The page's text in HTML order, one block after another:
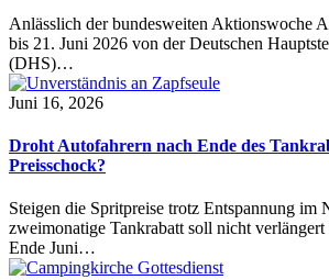
Anlässlich der bundesweiten Aktionswoche
bis 21. Juni 2026 von der Deutschen
(DHS)…
Juni 16, 2026
Droht Autofahrern nach Ende des
Preisschock?
Steigen die Spritpreise trotz Entspannung
zweimonatige Tankrabatt soll nicht
Ende Juni…